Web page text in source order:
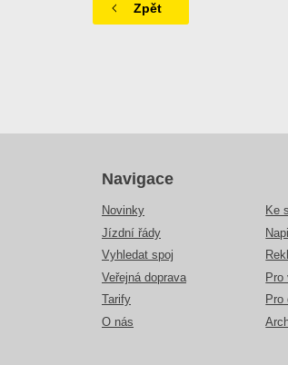
Zpět
Navigace
Novinky
Jízdní řády
Vyhledat spoj
Veřejná doprava
Tarify
O nás
Ke
Pro
Pro